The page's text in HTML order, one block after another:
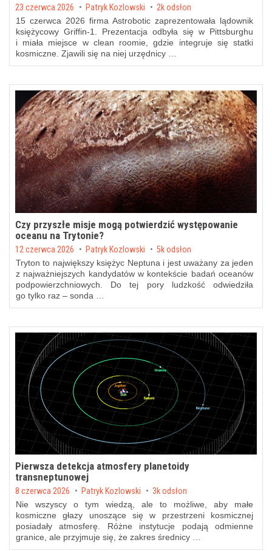
Posted on
23 czerwca 2026 by Patryk Kozlowski 2k odsłon
15 czerwca 2026 firma Astrobotic zaprezentowała lądownik
księżycowy Griffin-1. Prezentacja odbyła się w Pittsburghu
i miała miejsce w clean roomie, gdzie integruje się statki
kosmiczne. Zjawili się na niej urzędnicy …
Czy przyszłe misje mogą potwierdzić występowanie
oceanu na Trytonie?
Posted on
12 czerwca 2026 byPatryk Kozlowski 5k odsłon
Tryton to największy księżyc Neptuna i jest uważany za jeden
z najważniejszych kandydatów w kontekście badań oceanów
podpowierzchniowych. Do tej pory ludzkość odwiedziła
go tylko raz – sonda …
Pierwsza detekcja atmosfery planetoidy
transneptunowej
Posted on
8 czerwca 2026 by Patryk Kozlowski 3k odsłon
Nie wszyscy o tym wiedzą, ale to możliwe, aby małe
kosmiczne głazy unoszące się w przestrzeni kosmicznej
posiadały atmosferę. Różne instytucje podają odmienne
granice, ale przyjmuje się, że zakres średnicy …